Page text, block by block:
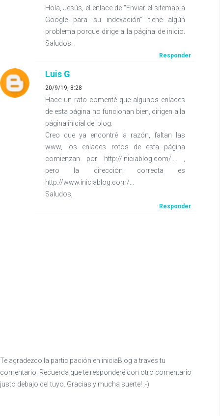
Hola, Jesús, el enlace de "Enviar el sitemap a
Google para su indexación" tiene algún
problema porque dirige a la página de inicio.
Saludos.
Responder
Luis G
20/9/19, 8:28
Hace un rato comenté que algunos enlaces
de esta página no funcionan bien, dirigen a la
página inicial del blog.
Creo que ya encontré la razón, faltan las
www, los enlaces rotos de esta página
comienzan por http://iniciablog.com/.... ,
pero la dirección correcta es
http://www.iniciablog.com/...
Saludos,
Responder
Te agradezco la participación en iniciaBlog a través tu
comentario. Recuerda que te responderé con otro comentario
justo debajo del tuyo. Gracias y mucha suerte! ;-)